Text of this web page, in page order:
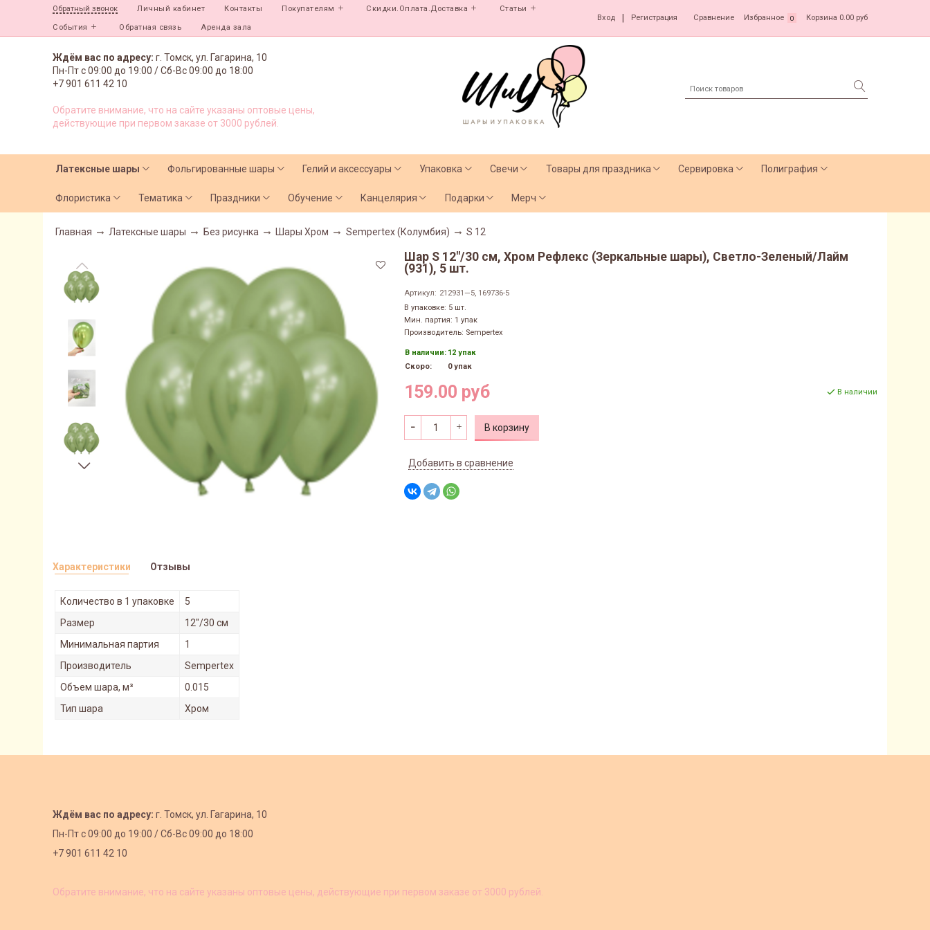
Обратный звонок Личный кабинет Контакты Покупателям Скидки.Оплата.Доставка Статьи
События Обратная связь Аренда зала
Вход Регистрация Сравнение Избранное 0 Корзина 0.00 руб
Ждём вас по адресу: г. Томск, ул. Гагарина, 10
Пн-Пт с09:00 до 19:00 /Сб-Вс 09:00 до 18:00
+7 901 611 42 10
Обратите внимание, что на сайте указаны оптовые цены,
действующие при первом заказе от 3000 рублей.
Латексные шары Фольгированные шары Гелий и аксессуары Упаковка Свечи Товары для праздника Сервировка Полиграфия
Флористика Тематика Праздники Обучение Канцелярия Подарки Мерч
Главная Латексные шары Без рисунка Шары Хром Sempertex (Колумбия) S 12
Шар S 12"/30 см, Хром Рефлекс (Зеркальные шары), Светло-Зеленый/Лайм
(931), 5 шт.
Артикул: 212931—5, 169736-5
В упаковке: 5 шт.
Мин. партия: 1 упак
Производитель: Sempertex
В наличии: 12 упак
Скоро:
0 упак
159.00 руб В наличии
В корзину
Добавить в сравнение
Характеристики
Количество в 1 упаковке
5
Размер
12"/30 см
Минимальная партия
1
Производитель
Sempertex
Объем шара, м³
0.015
Тип шара
Хром
Отзывы
Ждём вас по адресу: г. Томск, ул. Гагарина, 10
Пн-Пт с09:00 до 19:00 /Сб-Вс 09:00 до 18:00
+7 901 611 42 10
Обратите внимание, что на сайте указаны оптовые цены, действующие при первом заказе от 3000 рублей.